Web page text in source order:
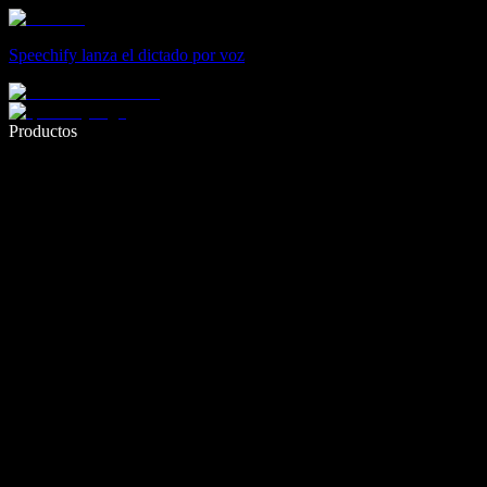
Speechify lanza el dictado por voz
Productos
Escribe 5× más rápido con dictado por voz